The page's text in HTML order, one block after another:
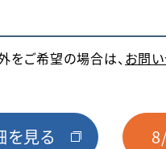
をご希望の場合は、 お問
を見る